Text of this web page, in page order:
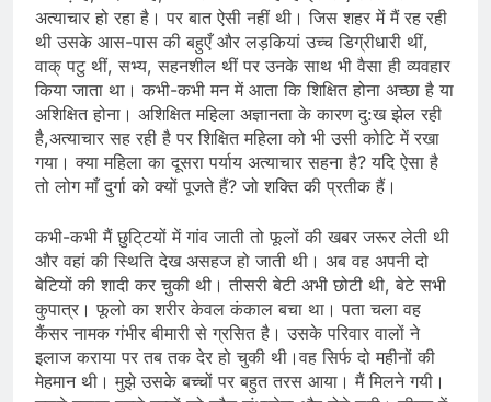
अत्याचार हो रहा है। पर बात ऐसी नहीं थी। जिस शहर में मैं रह रही
थी उसके आस-पास की बहुएँ और लड़कियां उच्च डिग्रीधारी थीं,
वाक् पटु थीं, सभ्य, सहनशील थीं पर उनके साथ भी वैसा ही व्यवहार
किया जाता था। कभी-कभी मन में आता कि शिक्षित होना अच्छा है या
अशिक्षित होना। अशिक्षित महिला अज्ञानता के कारण दु:ख झेल रही
है,अत्याचार सह रही है पर शिक्षित महिला को भी उसी कोटि में रखा
गया। क्या महिला का दूसरा पर्याय अत्याचार सहना है? यदि ऐसा है
तो लोग माँ दुर्गा को क्यों पूजते हैं? जो शक्ति की प्रतीक हैं।
कभी-कभी मैं छुटि्टयों में गांव जाती तो फूलों की खबर जरूर लेती थी
और वहां की स्थिति देख असहज हो जाती थी। अब वह अपनी दो
बेटियों की शादी कर चुकी थी। तीसरी बेटी अभी छोटी थी, बेटे सभी
कुपात्र। फूलो का शरीर केवल कंकाल बचा था। पता चला वह
कैंसर नामक गंभीर बीमारी से ग्रसित है। उसके परिवार वालों ने
इलाज कराया पर तब तक देर हो चुकी थी।वह सिर्फ दो महीनों की
मेहमान थी। मुझे उसके बच्चों पर बहुत तरस आया। मैं मिलने गयी।